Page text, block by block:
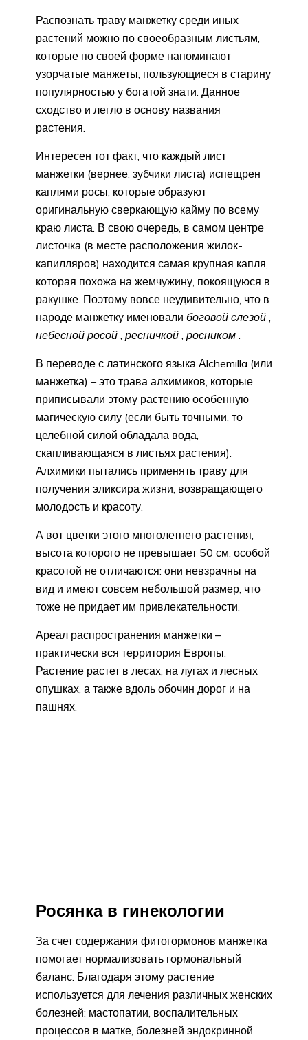
Распознать траву манжетку среди иных
растений можно по своеобразным листьям,
которые по своей форме напоминают
узорчатые манжеты, пользующиеся в старину
популярностью у богатой знати. Данное
сходство и легло в основу названия
растения.
Интересен тот факт, что каждый лист
манжетки (вернее, зубчики листа) испещрен
каплями росы, которые образуют
оригинальную сверкающую кайму по всему
краю листа. В свою очередь, в самом центре
листочка (в месте расположения жилок-
капилляров) находится самая крупная капля,
которая похожа на жемчужину, покоящуюся в
ракушке. Поэтому вовсе неудивительно, что в
народе манжетку именовали боговой слезой ,
небесной росой , ресничкой , росником .
В переводе с латинского языка Аlchemilla (или
манжетка) – это трава алхимиков, которые
приписывали этому растению особенную
магическую силу (если быть точными, то
целебной силой обладала вода,
скапливающаяся в листьях растения).
Алхимики пытались применять траву для
получения эликсира жизни, возвращающего
молодость и красоту.
А вот цветки этого многолетнего растения,
высота которого не превышает 50 см, особой
красотой не отличаются: они невзрачны на
вид и имеют совсем небольшой размер, что
тоже не придает им привлекательности.
Ареал распространения манжетки –
практически вся территория Европы.
Растение растет в лесах, на лугах и лесных
опушках, а также вдоль обочин дорог и на
пашнях.
Росянка в гинекологии
За счет содержания фитогормонов манжетка
помогает нормализовать гормональный
баланс. Благодаря этому растение
используется для лечения различных женских
болезней: мастопатии, воспалительных
процессов в матке, болезней эндокринной